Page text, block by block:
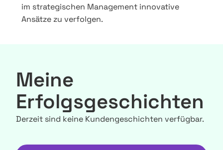
im strategischen Management innovative
Ansätze zu verfolgen.
Meine
Erfolgsgeschichten
Derzeit sind keine Kundengeschichten verfügbar.